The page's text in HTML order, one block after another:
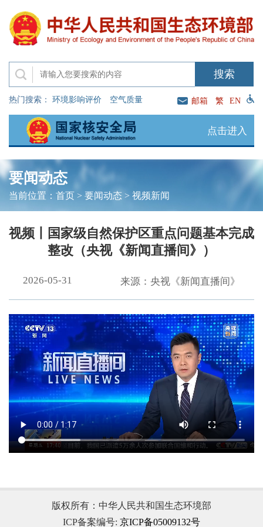
热门搜索： 环境影响评价 空气质量 邮箱 繁 EN
点击进入
要闻动态
当前位置： 首页> 要闻动态 > 视频新闻
视频丨国家级自然保护区重点问题基本完成
整改（央视《新闻直播间》）
2026-05-31 来源：央视《新闻直播间》
版权所有：中华人民共和国生态环境部
ICP备案编号: 京ICP备05009132号